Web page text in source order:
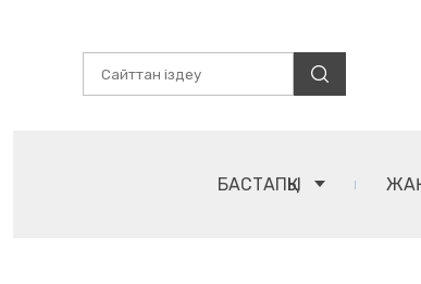
БАСТАПҚЫ